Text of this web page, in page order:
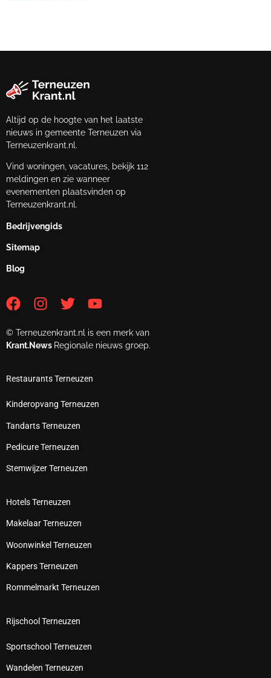
Altijd op de hoogte van het laatste
nieuws in gemeente Terneuzen via
Terneuzenkrant.nl.
Vind woningen, vacatures, bekijk 112
meldingen en zie wanneer
evenementen plaatsvinden op
Terneuzenkrant.nl.
Bedrijvengids
Sitemap
Blog
© Terneuzenkrant.nl is een merk van
Krant.News Regionale nieuws groep.
Restaurants Terneuzen
Kinderopvang Terneuzen
Tandarts Terneuzen
Pedicure Terneuzen
Stemwijzer Terneuzen
Hotels Terneuzen
Makelaar Terneuzen
Woonwinkel Terneuzen
Kappers Terneuzen
Rommelmarkt Terneuzen
Rijschool Terneuzen
Sportschool Terneuzen
Wandelen Terneuzen